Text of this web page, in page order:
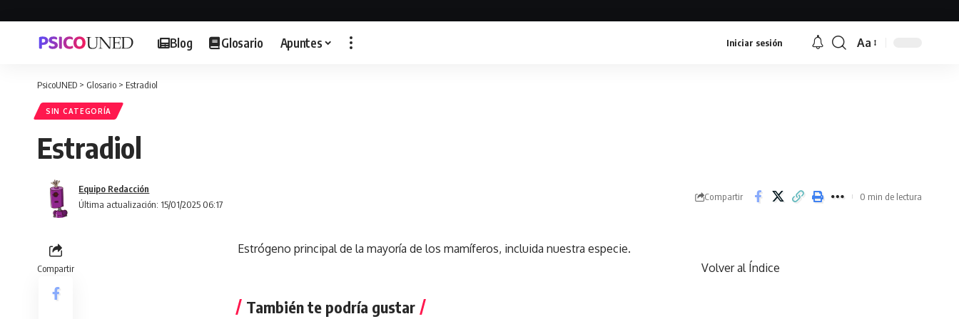
Blog Glosario Apuntes Iniciar sesión
Font
Aa
PsicoUNED > Glosario > Estradiol
SIN CATEGORÍA
Estradiol
Última actualización: 15/01/2025 06:17
Equipo Redacción
Compartir 0 min de lectura
Compartir
Estrógeno principal de la mayoría de los mamíferos, incluida nuestra especie.
Volver al Índice
También te podría gustar